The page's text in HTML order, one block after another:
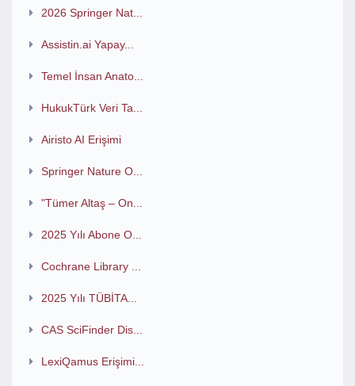
2026 Springer Nat...
Assistin.ai Yapay...
Temel İnsan Anato...
HukukTürk Veri Ta...
Airisto AI Erişimi
Springer Nature O...
"Tümer Altaş – On...
2025 Yılı Abone O...
Cochrane Library ...
2025 Yılı TÜBİTA...
CAS SciFinder Dis...
LexiQamus Erişimi...